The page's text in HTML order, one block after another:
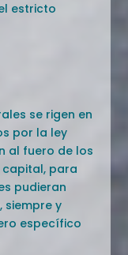
estricto
se rigen en
por la ley
al fuero de los
capital, para
pudieran
siempre y
específico